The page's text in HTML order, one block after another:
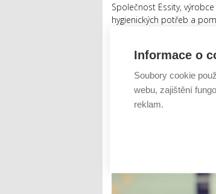
Společnost Essity,
hygienických potřeb a
Omezení
normálu
Informace o
Soubory cookie
webu, zajištění
reklam.